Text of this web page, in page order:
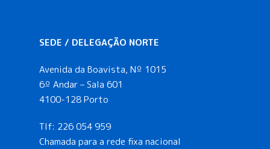
SEDE / DELEGAÇÃO NORTE
Avenida da Boavista, Nº 1015
6º Andar – Sala 601
4100-128 Porto
Tlf: 226 054 959
Chamada para a rede fixa nacional